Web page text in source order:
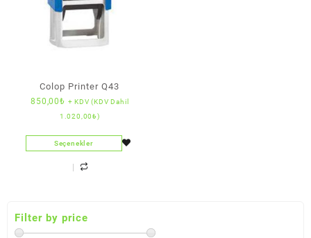
Colop Printer Q43
850,00₺ + KDV (KDV Dahil
1.020,00₺ )
Seçenekler
Filter by price